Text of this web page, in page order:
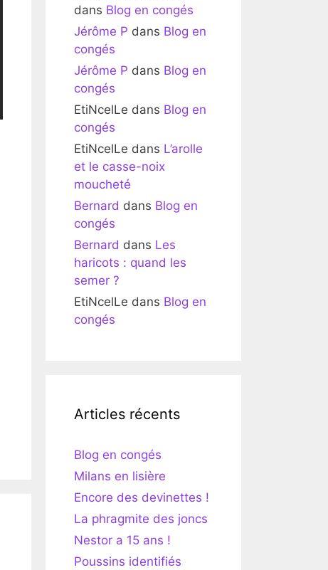
dans Blog en congés
Jérôme P dans Blog en
congés
Jérôme P dans Blog en
congés
EtiNcelLe dans Blog en
congés
EtiNcelLe dans L’arolle
et le casse-noix
moucheté
Bernard dans Blog en
congés
Bernard dans Les
haricots : quand les
semer ?
EtiNcelLe dans Blog en
congés
Articles récents
Blog en congés
Milans en lisière
Encore des devinettes !
La phragmite des joncs
Nestor a 15 ans !
Poussins identifiés